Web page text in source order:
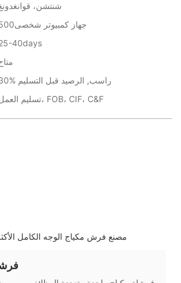
شنتشن،
جهاز كمبيوتر شخصى500
40days
30% راسب, الرصيد قبل التسليم
تسليم العمل، FOB، CIF، C&F